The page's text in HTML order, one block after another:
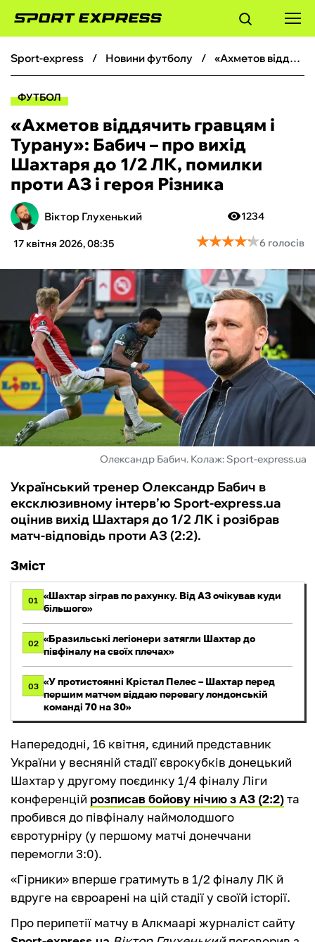
ФУТБОЛ
БОКС
ХОКЕЙ
ТЕНІС
КІБЕРСПОРТ
ЧС-2026
ФУТЗАЛ
ІНШІ
БУКМЕКЕРИ
sport-express новини футболу «Ахметов віддячить гравцям і Турану»: Бабич – про вихід Шахтаря до 1/2 ЛК, помилки проти АЗ і героя Різника
ФУТБОЛ
«Ахметов віддячить гравцям і
Турану»: Бабич – про вихід
Шахтаря до 1/2 ЛК, помилки
проти АЗ і героя Різника
Віктор Глухенький
17 квітня 2026, 08:35
1234
★★★★★
★★★★★6 голосів
Олександр Бабич. Колаж: Sport-express.ua
Український тренер Олександр Бабич в
ексклюзивному інтерв’ю Sport-express.ua
оцінив вихід Шахтаря до 1/2 ЛК і розібрав
матч-відповідь проти АЗ (2:2).
Зміст
01 «Шахтар зіграв по рахунку. Від АЗ очікував куди
більшого»
02 «Бразильські легіонери затягли Шахтар до
півфіналу на своїх плечах»
03 «У протистоянні Крістал Пелес – Шахтар перед
першим матчем віддаю перевагу лондонській
команді 70 на 30»
Напередодні, 16 квітня, єдиний представник
України у весняній стадії єврокубків донецький
Шахтар у другому поєдинку 1/4 фіналу Ліги
конференцій розписав бойову нічию з АЗ (2:2)та
пробився до півфіналу наймолодшого
євротурніру (у першому матчі донеччани
перемогли 3:0).
«Гірники» вперше гратимуть в 1/2 фіналу ЛК й
вдруге на євроарені на цій стадії у своїй історії.
Про перипетії матчу в Алкмаарі журналіст сайту